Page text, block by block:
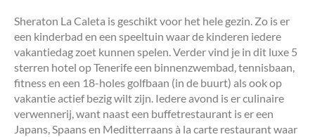
Sheraton La Caleta is geschikt voor het hele gezin. Zo is er
een kinderbad en een speeltuin waar de kinderen iedere
vakantiedag zoet kunnen spelen. Verder vind je in dit luxe 5
sterren hotel op Tenerife een binnenzwembad, tennisbaan,
fitness en een 18-holes golfbaan (in de buurt) als ook op
vakantie actief bezig wilt zijn. Iedere avond is er culinaire
verwennerij, want naast een buffetrestaurant is er een
Japans, Spaans en Meditterraans à la carte restaurant waar